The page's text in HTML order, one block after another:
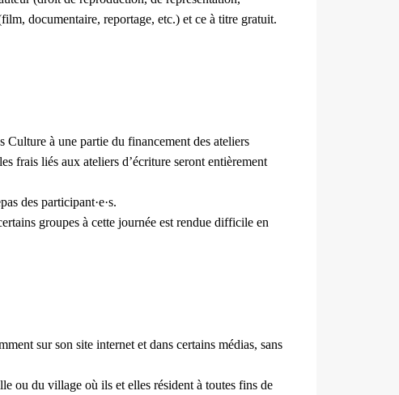
documentaire, reportage, etc.) et ce à titre gratuit.
Culture à une partie du financement des ateliers
frais liés aux ateliers d’écriture seront entièrement
des participant·e·s.
groupes à cette journée est rendue difficile en
sur son site internet et dans certains médias, sans
ou du village où ils et elles résident à toutes fins de